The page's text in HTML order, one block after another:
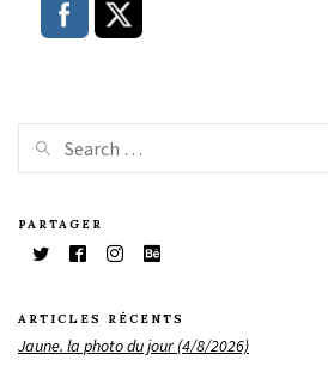
PARTAGER
ARTICLES RÉCENTS
Jaune. la photo du jour (4/8/2026)